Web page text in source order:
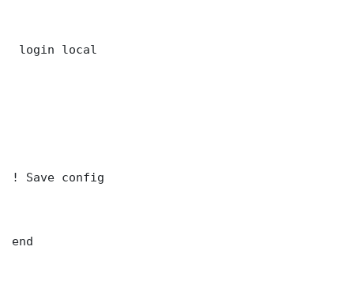
login local
! Save config
end